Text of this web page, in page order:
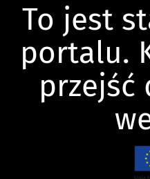
To jest
portalu.
przejść